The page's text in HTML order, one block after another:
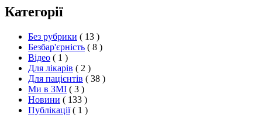
Категорії
Без рубрики ( 13 )
Безбар'єрність ( 8 )
Відео ( 1 )
Для лікарів ( 2 )
Для пацієнтів ( 38 )
Ми в ЗМІ ( 3 )
Новини ( 133 )
Публікації ( 1 )